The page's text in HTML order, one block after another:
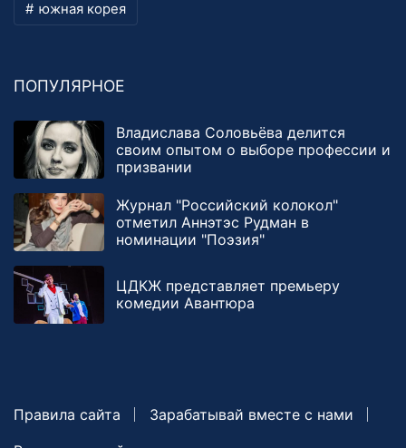
южная корея
ПОПУЛЯРНОЕ
Владислава Соловьёва делится
своим опытом о выборе профессии и
призвании
Журнал "Российский колокол"
отметил Аннэтэс Рудман в
номинации "Поэзия"
ЦДКЖ представляет премьеру
комедии Авантюра
Правила сайта
Зарабатывай вместе с нами